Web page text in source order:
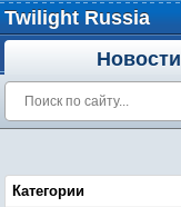
Twilight Russia
Новости
Категории